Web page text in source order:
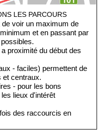
LES PARCOURS
voir un maximum de
et en passant par
proximité du début des
- faciles) permettent de
et centraux.
- pour les bons
lieux d'intérêt
des raccourcis en